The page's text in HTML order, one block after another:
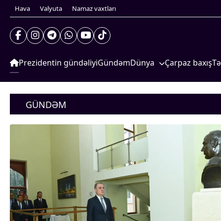
Hava Valyuta Namaz vaxtları
Prezidentin gündəliyiGündəmDünya
Cənubi Qafqaz
Yaxın Şərq
Amerika
Asiya
Afrika
Çarpaz baxış
Gündəm
Dünya
Avropa
Amerika
Asiya
Afrika
Çarpaz baxış
Təhlil
GÜNDƏM